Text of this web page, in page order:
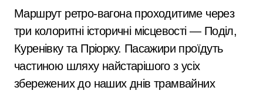
Маршрут ретро-вагона проходитиме через
три колоритні історичні місцевості — Поділ,
Куренівку та Пріорку. Пасажири проїдуть
частиною шляху найстарішого з усіх
збережених до наших днів трамвайних